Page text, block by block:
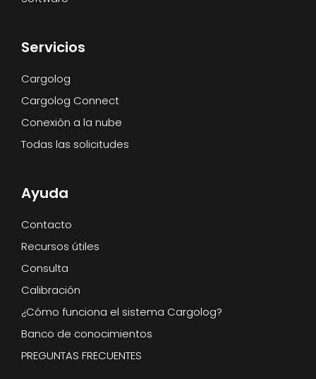
Servicios
Cargolog
Cargolog Connect
Conexión a la nube
Todas las solicitudes
Ayuda
Contacto
Recursos útiles
Consulta
Calibración
¿Cómo funciona el sistema Cargolog?
Banco de conocimientos
PREGUNTAS FRECUENTES